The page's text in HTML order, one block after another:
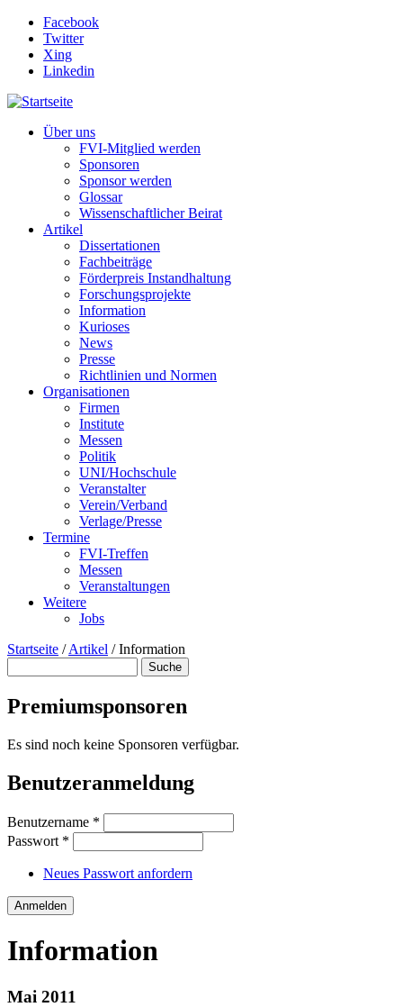
Direkt zum Inhalt
Facebook
Twitter
Xing
Linkedin
Über uns
FVI-Mitglied werden
Sponsoren
Sponsor werden
Glossar
Wissenschaftlicher Beirat
Artikel
Dissertationen
Fachbeiträge
Förderpreis Instandhaltung
Forschungsprojekte
Information
Kurioses
News
Presse
Richtlinien und Normen
Organisationen
Firmen
Institute
Messen
Politik
UNI/Hochschule
Veranstalter
Verein/Verband
Verlage/Presse
Termine
FVI-Treffen
Messen
Veranstaltungen
Weitere
Jobs
Startseite /Artikel /Information
Premiumsponsoren
Es sind noch keine Sponsoren verfügbar.
Benutzeranmeldung
Benutzername *
Passwort *
Neues Passwort anfordern
Information
Mai 2011